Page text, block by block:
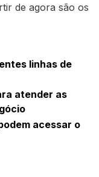
de agora são os
linhas de
atender as
acessar o